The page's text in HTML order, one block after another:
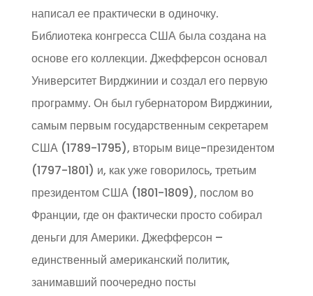
написал ее практически в одиночку.
Библиотека конгресса США была создана на
основе его коллекции. Джефферсон основал
Университет Вирджинии и создал его первую
программу. Он был губернатором Вирджинии,
самым первым государственным секретарем
США (1789-1795), вторым вице-президентом
(1797-1801) и, как уже говорилось, третьим
президентом США (1801-1809), послом во
Франции, где он фактически просто собирал
деньги для Америки. Джефферсон –
единственный американский политик,
занимавший поочередно посты